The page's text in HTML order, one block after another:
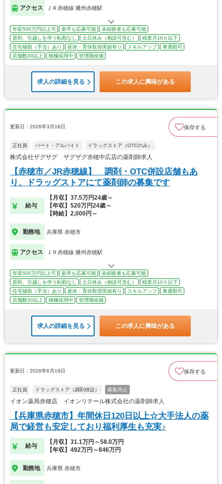
アクセス ＪＲ赤穂線 播州赤穂駅
年収500万円以上可 新卒も応募可能
未経験者も応募可能
原則、引越しを伴う転勤なし
土日休み（相談可含む）
残業月10ｈ以下
住宅補助（手当）あり
産休・育休取得実績有り スキルアップ
車通勤可
店舗数30以上
積極採用中 管理職候補
求人の詳細を見る この求人に興味がある
更新日：2026年3月16日 保存する
正社員 パート・アルバイト ドラッグストア（OTCのみ）
株式会社ザグザグ ザグザグ赤穂中広店の薬剤師求人
【赤穂市／JR赤穂線】 調剤・OTC併設店舗もあ
り、ドラッグストアにて薬剤師の募集です
給与
【月収】37.5万円24歳～
【年収】520万円24歳～
【時給】2,000円～
勤務地 兵庫県 赤穂市
アクセス ＪＲ赤穂線 播州赤穂駅
年収500万円以上可 新卒も応募可能
未経験者も応募可能
原則、引越しを伴う転勤なし
土日休み（相談可含む）
残業月10ｈ以下
住宅補助（手当）あり
産休・育休取得実績有り スキルアップ
車通勤可
店舗数30以上
積極採用中 管理職候補
求人の詳細を見る この求人に興味がある
更新日：2026年6月19日 保存する
正社員 ドラッグストア（調剤併設） 募集停止
イオン薬局赤穂店 イオンリテール株式会社の薬剤師求人
【兵庫県赤穂市】年間休日120日以上☆大手法人の薬
局で経営も安定しており福利厚生も充実♪
給与
【月収】31.1万円～58.0万円
【年収】492万円～846万円
勤務地 兵庫県 赤穂市